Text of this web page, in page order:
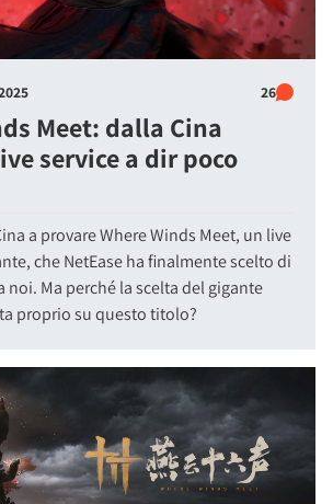
26
Meet: dalla Cina
service a dir poco
a provare Where Winds Meet, un live
che NetEase ha finalmente scelto di
noi. Ma perché la scelta del gigante
proprio su questo titolo?